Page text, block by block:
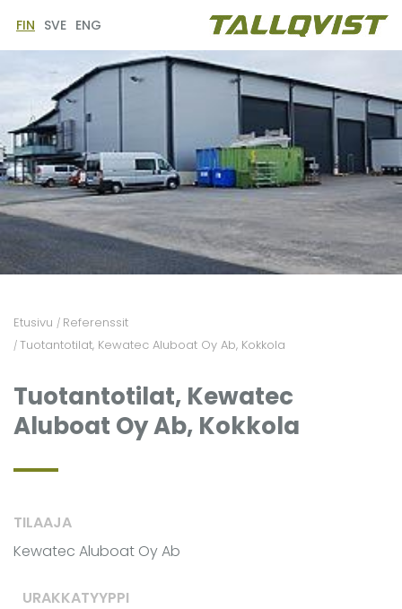
FIN SVE ENG
Etusivu / Referenssit
/ Tuotantotilat, Kewatec Aluboat Oy Ab, Kokkola
Tuotantotilat, Kewatec
Aluboat Oy Ab, Kokkola
TILAAJA
Kewatec Aluboat Oy Ab
URAKKATYYPPI